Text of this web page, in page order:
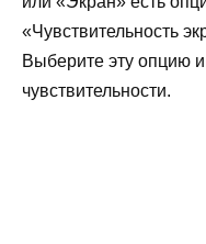
«Чувствительность
Выберите эту опцию
чувствительности.